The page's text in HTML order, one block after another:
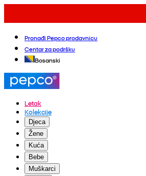
Pronađi Pepco prodavnicu
Centar za podršku
Bosanski
Letak
Kolekcije
Djeca
Žene
Kuća
Bebe
Muškarci